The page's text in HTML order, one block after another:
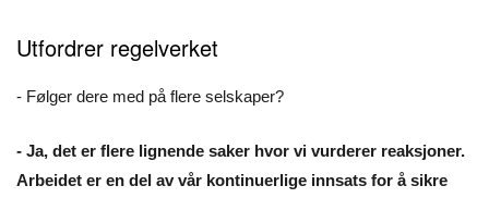
Utfordrer regelverket
- Følger dere med på flere selskaper?
- Ja, det er flere lignende saker hvor vi vurderer reaksjoner.
Arbeidet er en del av vår kontinuerlige innsats for å sikre